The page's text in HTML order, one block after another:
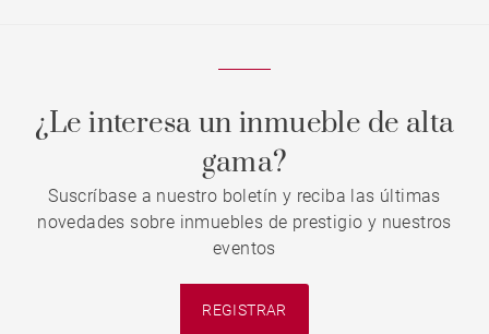
¿Le interesa un inmueble de alta
gama?
Suscríbase a nuestro boletín y reciba las últimas
novedades sobre inmuebles de prestigio y nuestros
eventos
REGISTRAR